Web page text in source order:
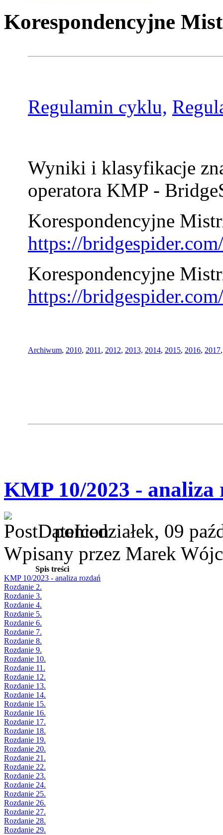
Korespondencyjne
Regulamin cyklu,
Wyniki i klasyfikacje
operatora KMP -
Korespondencyjne
https://
Korespondencyjne
https://
Archiwum, 2010, 2011 , 2012, 2013, 2014, 2015, 2016, 2017
KMP 10/2023 - analiza
poniedziałek, 09
Wpisany przez Marek
Spis treści
KMP 10/2023 - analiza rozdań
Rozdanie 2.
Rozdanie 3.
Rozdanie 4.
Rozdanie 5.
Rozdanie 6.
Rozdanie 7.
Rozdanie 8.
Rozdanie 9.
Rozdanie 10.
Rozdanie 11.
Rozdanie 12.
Rozdanie 13.
Rozdanie 14.
Rozdanie 15.
Rozdanie 16.
Rozdanie 17.
Rozdanie 18.
Rozdanie 19.
Rozdanie 20.
Rozdanie 21.
Rozdanie 22.
Rozdanie 23.
Rozdanie 24.
Rozdanie 25.
Rozdanie 26.
Rozdanie 27.
Rozdanie 28.
Rozdanie 29.